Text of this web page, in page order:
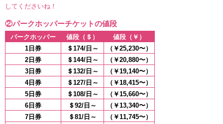
してくださいね！
②パークホッパーチケットの値段
パークホッパー 値段（＄）
値段（￥）
1日券
＄174/日～
（￥25,230〜）
2日券
＄144/日～
（￥20,880〜）
3日券
＄132/日～
（￥19,140〜）
4日券
＄127/日～
（￥18,415〜）
5日券
＄108/日～
（￥15,660〜）
6日券
＄92/日～
（￥13,340〜）
7日券
＄81/日～
（￥11,745〜）